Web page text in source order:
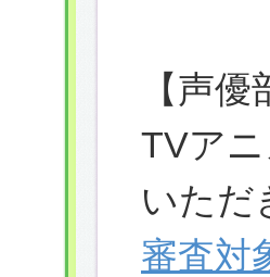
【声
TVア
いただ
審査対